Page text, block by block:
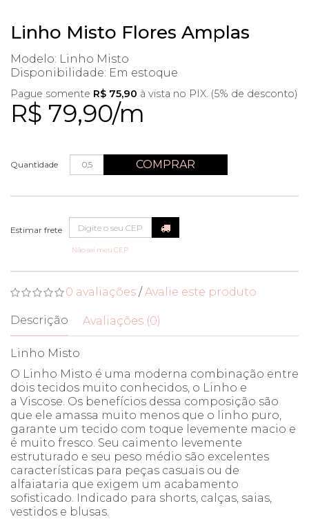
Linho Misto Flores Amplas
Modelo: Linho Misto
Disponibilidade: Em estoque
R$ 79,90/m
Pague somente R$ 75,90 à vista no PIX. (5% de desconto)
Quantidade COMPRAR
Não sei meu CEP
0 avaliações /Avalie este produto
Descrição Avaliações (0)
Linho Misto
O Linho Misto é uma moderna combinação entre
dois tecidos muito conhecidos, o Linho e
a Viscose. Os benefícios dessa composição são
que ele amassa muito menos que o linho puro,
garante um tecido com toque levemente macio e
é muito fresco. Seu caimento levemente
estruturado e seu peso médio são excelentes
características para peças casuais ou de
alfaiataria que exigem um acabamento
sofisticado. Indicado para shorts, calças, saias,
vestidos e blusas.